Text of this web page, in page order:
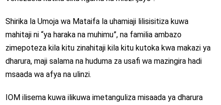
Shirika la Umoja wa Mataifa la uhamiaji lilisisitiza kuwa
mahitaji ni “ya haraka na muhimu”, na familia ambazo
zimepoteza kila kitu zinahitaji kila kitu kutoka kwa makazi ya
dharura, maji salama na huduma za usafi wa mazingira hadi
msaada wa afya na ulinzi.
IOM ilisema kuwa ilikuwa imetanguliza misaada ya dharura